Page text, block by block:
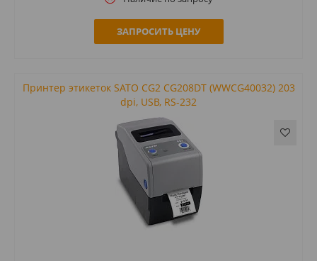
ЗАПРОСИТЬ ЦЕНУ
Принтер этикеток SATO CG2 CG208DT (WWCG40032) 203
dpi, USB, RS-232